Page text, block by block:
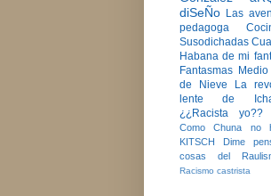
diSeÑo Las
pedagoga
Susodichadas
Habana de mi
Fantasmas
de Nieve
La
lente de
¿¿Racista yo??
Como Chuna no
KITSCH
Dime
cosas del
Racismo castrista